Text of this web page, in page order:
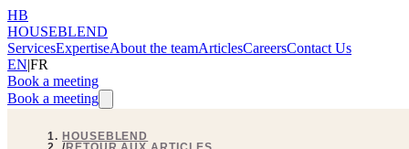
HB
HOUSEBLEND
ServicesExpertiseAbout the teamArticlesCareersContact Us
EN|FR
Book a meeting
Book a meeting
HOUSEBLEND
/RETOUR AUX ARTICLES